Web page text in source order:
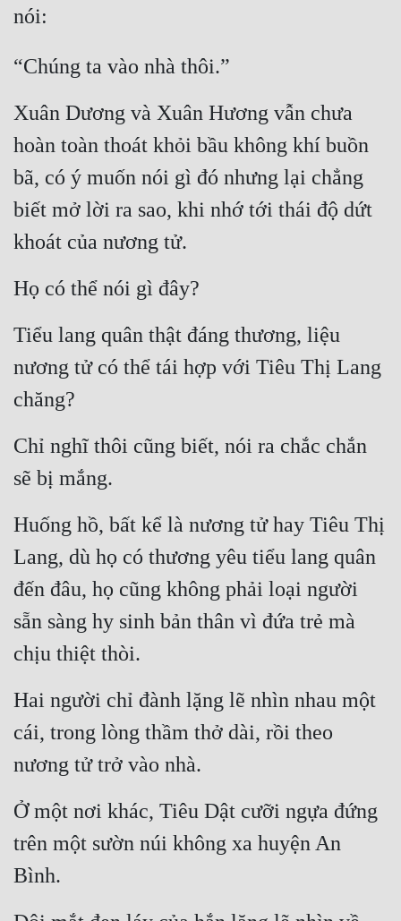
nói:
“Chúng ta vào nhà thôi.”
Xuân Dương và Xuân Hương vẫn chưa
hoàn toàn thoát khỏi bầu không khí buồn
bã, có ý muốn nói gì đó nhưng lại chẳng
biết mở lời ra sao, khi nhớ tới thái độ dứt
khoát của nương tử.
Họ có thể nói gì đây?
Tiểu lang quân thật đáng thương, liệu
nương tử có thể tái hợp với Tiêu Thị Lang
chăng?
Chỉ nghĩ thôi cũng biết, nói ra chắc chắn
sẽ bị mắng.
Huống hồ, bất kể là nương tử hay Tiêu Thị
Lang, dù họ có thương yêu tiểu lang quân
đến đâu, họ cũng không phải loại người
sẵn sàng hy sinh bản thân vì đứa trẻ mà
chịu thiệt thòi.
Hai người chỉ đành lặng lẽ nhìn nhau một
cái, trong lòng thầm thở dài, rồi theo
nương tử trở vào nhà.
Ở một nơi khác, Tiêu Dật cưỡi ngựa đứng
trên một sườn núi không xa huyện An
Bình.